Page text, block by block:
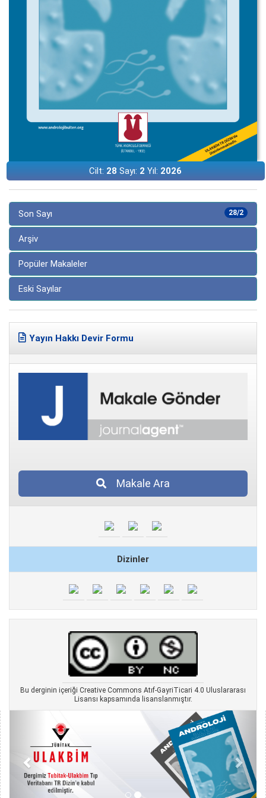
Cilt: 28 Sayı: 2 Yıl: 2026
28/2
Son Sayı
Arşiv
Popüler Makaleler
Eski Sayılar
Yayın Hakkı Devir Formu
Makale Ara
Dizinler
Bu derginin içeriği Creative Commons Atıf-GayriTicari 4.0 Uluslararası
Lisansı kapsamında lisanslanmıştır.